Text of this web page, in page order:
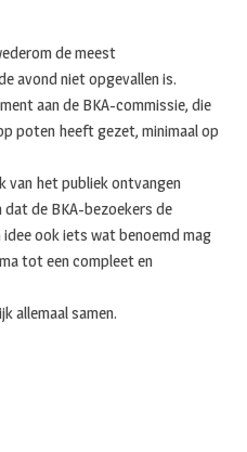
de meest
avond niet opgevallen is.
aan de BKA-commissie, die
poten heeft gezet, minimaal op
van het publiek ontvangen
de BKA-bezoekers de
ook iets wat benoemd mag
tot een compleet en
allemaal samen.